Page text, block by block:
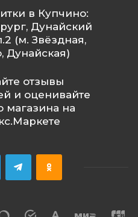
в Купчино:
Дунайский
(м. Звёздная,
Дунайская)